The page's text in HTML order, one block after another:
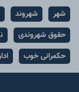
شهر شهروند
حقوق شهروندی
حکمرانی خوب